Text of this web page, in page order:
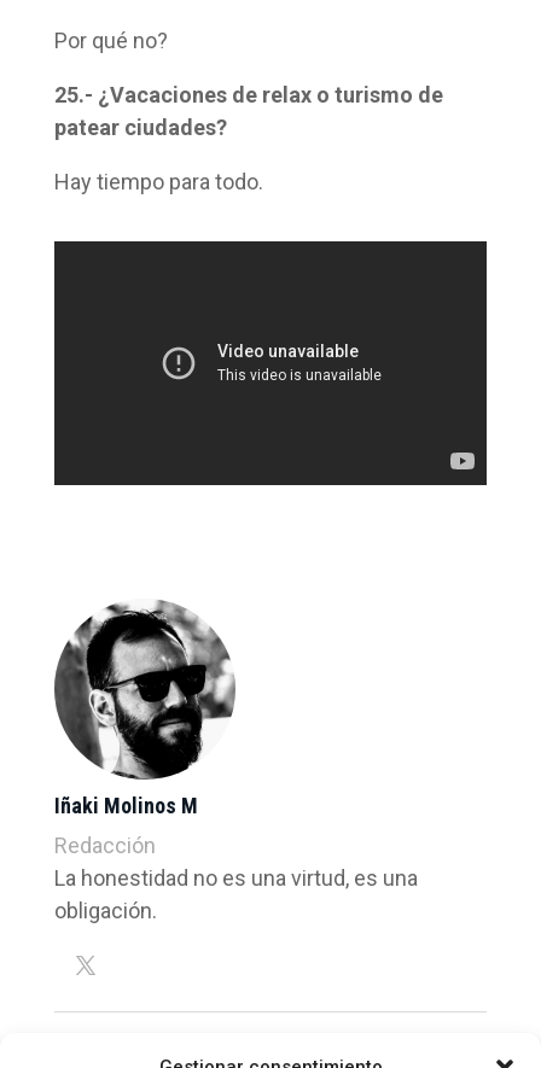
Por qué no?
25.- ¿Vacaciones de relax o turismo de
patear ciudades?
Hay tiempo para todo.
Iñaki Molinos M
Redacción
La honestidad no es una virtud, es una
obligación.